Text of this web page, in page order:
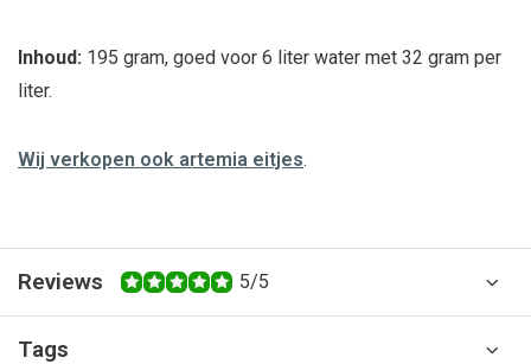
Inhoud: 195 gram, goed voor 6 liter water met 32 gram per
liter.
Wij verkopen ook artemia eitjes.
Reviews 5/5
Tags